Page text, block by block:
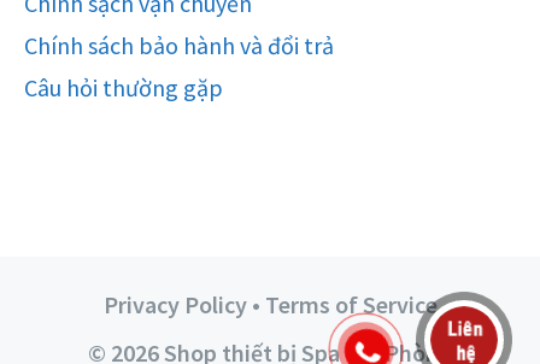
Chính sách bảo hành và đổi trả
Câu hỏi thường gặp
Privacy Policy • Terms of Service
© 2026 Shop thiết bị Spa Hải Phòng